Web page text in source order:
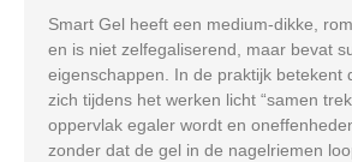
Smart Gel heeft een medium-dikke,
en is niet zelfegaliserend, maar bevat
eigenschappen. In de praktijk betekent
zich tijdens het werken licht “samen
oppervlak egaler wordt en
zonder dat de gel in de nagelriemen